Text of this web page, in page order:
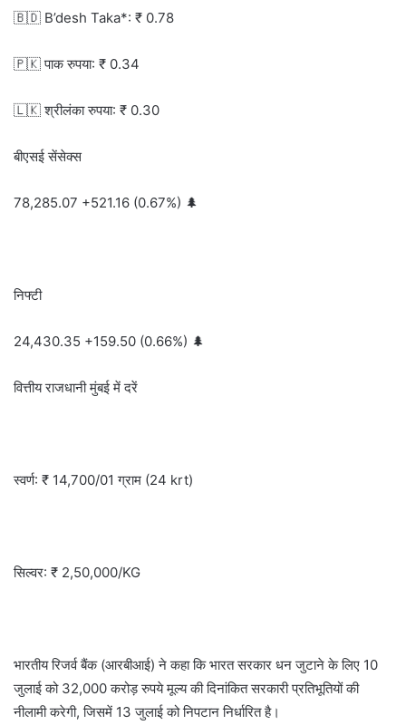
🇧🇩 B’desh Taka*: ₹ 0.78
🇵🇰 पाक रुपया: ₹ 0.34
🇱🇰 श्रीलंका रुपया: ₹ 0.30
बीएसई सेंसेक्स
78,285.07 +521.16 (0.67%) 🌲
निफ्टी
24,430.35 +159.50 (0.66%) 🌲
वित्तीय राजधानी मुंबई में दरें
स्वर्ण: ₹ 14,700/01 ग्राम (24 krt)
सिल्वर: ₹ 2,50,000/KG
भारतीय रिजर्व बैंक (आरबीआई) ने कहा कि भारत सरकार धन जुटाने के लिए 10
जुलाई को 32,000 करोड़ रुपये मूल्य की दिनांकित सरकारी प्रतिभूतियों की
नीलामी करेगी, जिसमें 13 जुलाई को निपटान निर्धारित है।